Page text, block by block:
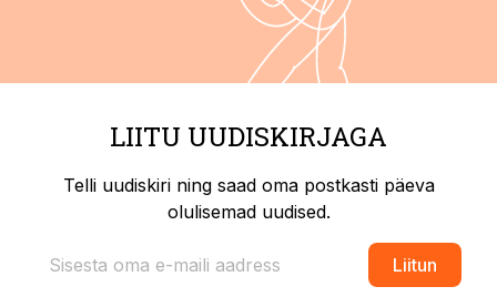
LIITU UUDISKIRJAGA
Telli uudiskiri ning saad oma postkasti päeva
olulisemad uudised.
Liitun